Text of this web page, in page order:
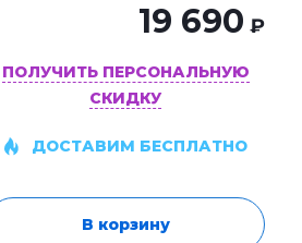
19 690 ₽
ПОЛУЧИТЬ ПЕРСОНАЛЬНУЮ
СКИДКУ
ДОСТАВИМ БЕСПЛАТНО
В корзину